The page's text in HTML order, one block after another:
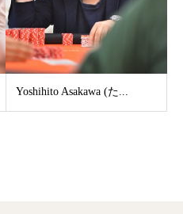
Yoshihito Asakawa (た...